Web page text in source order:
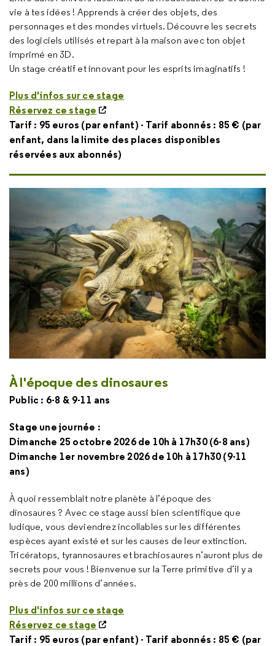
vie à tes idées ! Apprends à créer des objets, des
personnages et des mondes virtuels. Découvre les secrets
des logiciels utilisés et repart à la maison avec ton objet
imprimé en 3D.
Un stage créatif et innovant pour les esprits imaginatifs !
Plus d'infos sur ce stage
Réservez ce stage
Tarif : 95 euros (par enfant) - Tarif abonnés : 85 € (par
enfant, dans la limite des places disponibles
réservées aux abonnés)
À l'époque des dinosaures
Public : 6-8 & 9-11 ans
Stage une journée :
Dimanche 25 octobre 2026 de 10h à 17h30 (6-8 ans)
Dimanche 1er novembre 2026 de 10h à 17h30 (9-11
ans)
À quoi ressemblait notre planète à l’époque des
dinosaures ? Avec ce stage aussi bien scientifique que
ludique, vous deviendrez incollables sur les différentes
espèces ayant existé et sur les causes de leur extinction.
Tricératops, tyrannosaures et brachiosaures n’auront plus de
secrets pour vous ! Bienvenue sur la Terre primitive d’il y a
près de 200 millions d’années.
Plus d'infos sur ce stage
Réservez ce stage
Tarif : 95 euros (par enfant) - Tarif abonnés : 85 € (par